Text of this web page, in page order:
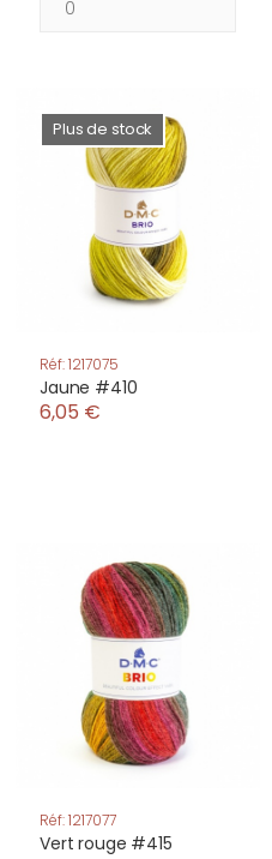
Plus de stock
Réf: 1217075
Jaune #410
6,05 €
Réf: 1217077
Vert rouge #415